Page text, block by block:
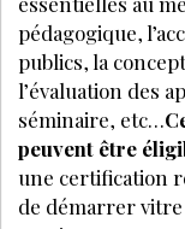
Déjà
Accédez à tous
illimité
Soyez informé
Bénéficiez de
produits et